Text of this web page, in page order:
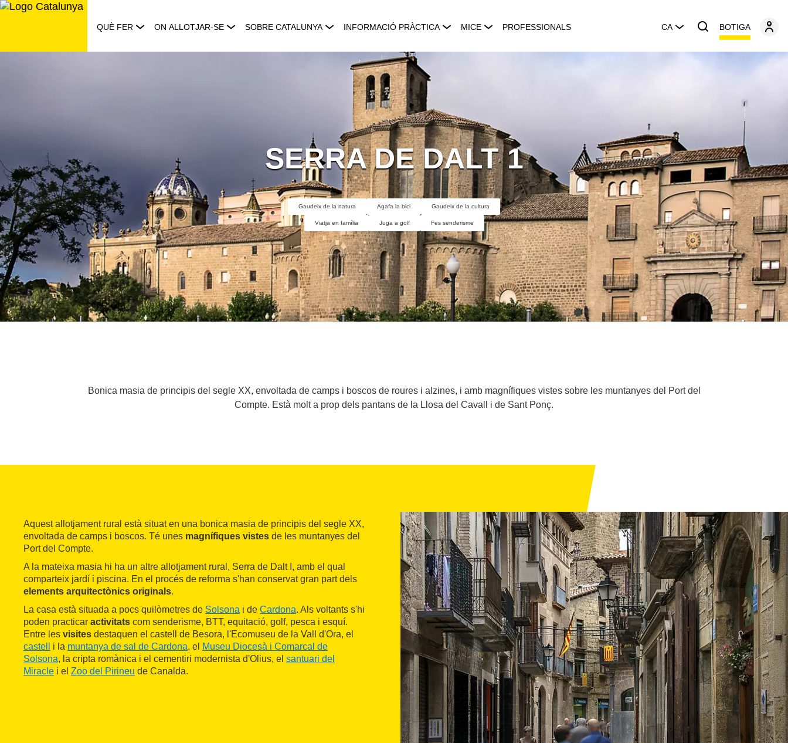
Saltar
QUÈ FER ON ALLOTJAR-SE SOBRE CATALUNYA INFORMACIÓ PRÀCTICA MICE PROFESSIONALS CA BOTIGA
SERRA DE DALT 1
Gaudeix de la natura Agafa la bici Gaudeix de la cultura
Viatja en família Juga a golf Fes senderisme
Bonica masia de principis del segle XX, envoltada de camps i boscos de roures i alzines, i amb magnífiques vistes sobre les muntanyes del Port del
Compte. Està molt a prop dels pantans de la Llosa del Cavall i de Sant Ponç.
Aquest allotjament rural està situat en una bonica masia de principis del segle XX,
envoltada de camps i boscos. Té unes magnífiques vistes de les muntanyes del
Port del Compte.
A la mateixa masia hi ha un altre allotjament rural, Serra de Dalt I, amb el qual
comparteix jardí i piscina. En el procés de reforma s'han conservat gran part dels
elements arquitectònics originals.
La casa està situada a pocs quilòmetres de Solsona i de Cardona. Als voltants s'hi
poden practicar activitats com senderisme, BTT, equitació, golf, pesca i esquí.
Entre les visites destaquen el castell de Besora, l'Ecomuseu de la Vall d'Ora, el
castell
i la muntanya de sal de Cardona, el Museu Diocesà i Comarcal de
Solsona, la cripta romànica i el cementiri modernista d'Olius, el santuari del
Miracle i el Zoo del Pirineu de Canalda.